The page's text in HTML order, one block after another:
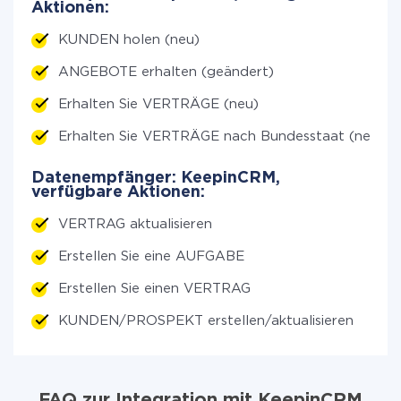
Aktionen:
KUNDEN holen (neu)
ANGEBOTE erhalten (geändert)
Erhalten Sie VERTRÄGE (neu)
Erhalten Sie VERTRÄGE nach Bundesstaat (neu)
Datenempfänger: KeepinCRM,
verfügbare Aktionen:
VERTRAG aktualisieren
Erstellen Sie eine AUFGABE
Erstellen Sie einen VERTRAG
KUNDEN/PROSPEKT erstellen/aktualisieren